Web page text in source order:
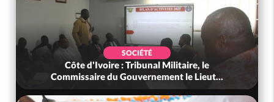
SOCIÉTÉ
Côte d'Ivoire : Tribunal Militaire, le
Commissaire du Gouvernement le Lieut...